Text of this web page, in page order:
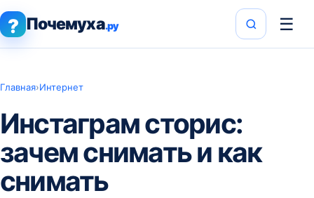
? Почемуха.ру ☰
Главная›Интернет
Инстаграм сторис:
зачем снимать и как
снимать